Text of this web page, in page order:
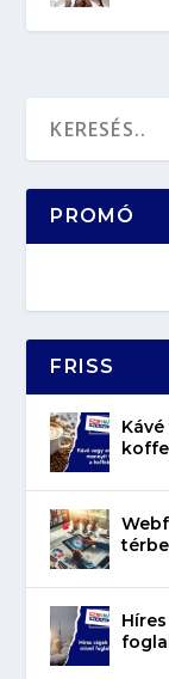
PROMÓ
FRISS